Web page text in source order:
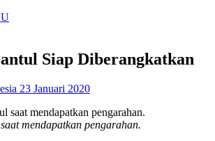
Siap Diberangkatkan
23 Januari 2020
mendapatkan pengarahan.